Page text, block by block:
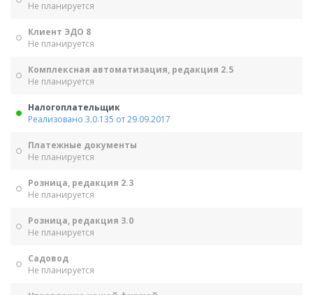
Не планируется
Клиент ЭДО 8
Не планируется
Комплексная автоматизация, редакция 2.5
Не планируется
Налогоплательщик
Реализовано 3.0.135 от 29.09.2017
Платежные документы
Не планируется
Розница, редакция 2.3
Не планируется
Розница, редакция 3.0
Не планируется
Садовод
Не планируется